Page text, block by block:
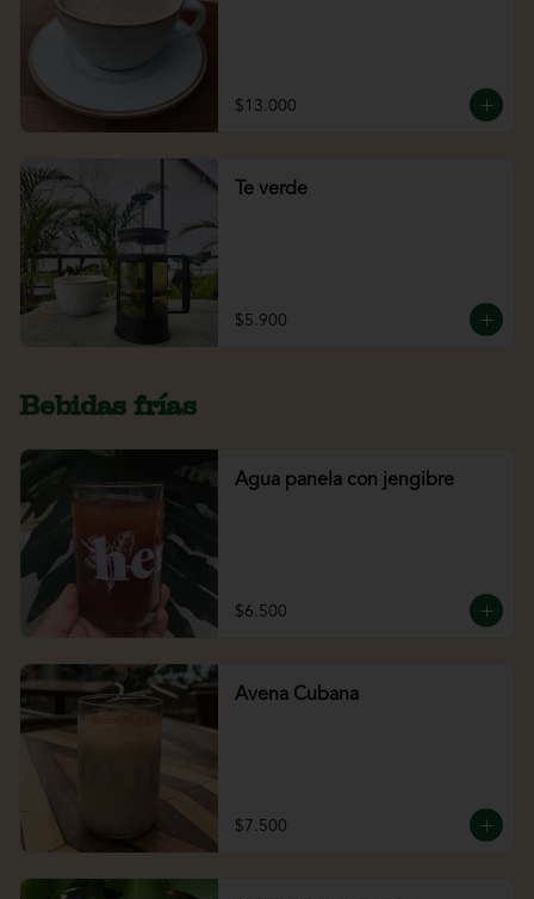
$13.000
Te verde
$5.900
Bebidas frías
Agua panela con jengibre
$6.500
Avena Cubana
$7.500